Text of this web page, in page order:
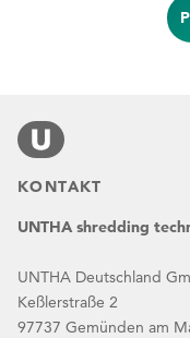
KONTAKT
UNTHA shredding
UNTHA Deutschland
Keßlerstraße 2
97737 Gemünden am